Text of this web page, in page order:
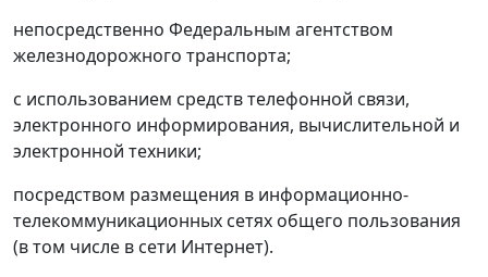
непосредственно Федеральным агентством
железнодорожного транспорта;
с использованием средств телефонной связи,
электронного информирования, вычислительной и
электронной техники;
посредством размещения в информационно-
телекоммуникационных сетях общего пользования
(в том числе в сети Интернет).